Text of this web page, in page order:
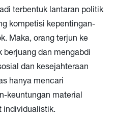
terbentuk lantaran politik
kompetisi kepentingan-
Maka, orang terjun ke
berjuang dan mengabdi
dan kesejahteraan
hanya mencari
keuntungan material
individualistik.